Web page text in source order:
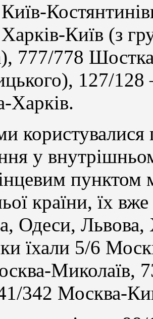
Київ (з
777/778
127/
Харків.
у
пунктом
країни, їх
Одеси, Львова,
їхали 5/6
Миколаїв,
342 Москва-